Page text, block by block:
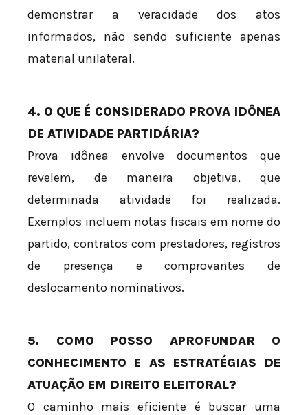
demonstrar a veracidade dos atos
informados, não sendo suficiente apenas
material unilateral.
4. O QUE É CONSIDERADO PROVA IDÔNEA
DE ATIVIDADE PARTIDÁRIA?
Prova idônea envolve documentos que
revelem, de maneira objetiva, que
determinada atividade foi realizada.
Exemplos incluem notas fiscais em nome do
partido, contratos com prestadores, registros
de presença e comprovantes de
deslocamento nominativos.
5. COMO POSSO APROFUNDAR O
CONHECIMENTO E AS ESTRATÉGIAS DE
ATUAÇÃO EM DIREITO ELEITORAL?
O caminho mais eficiente é buscar uma